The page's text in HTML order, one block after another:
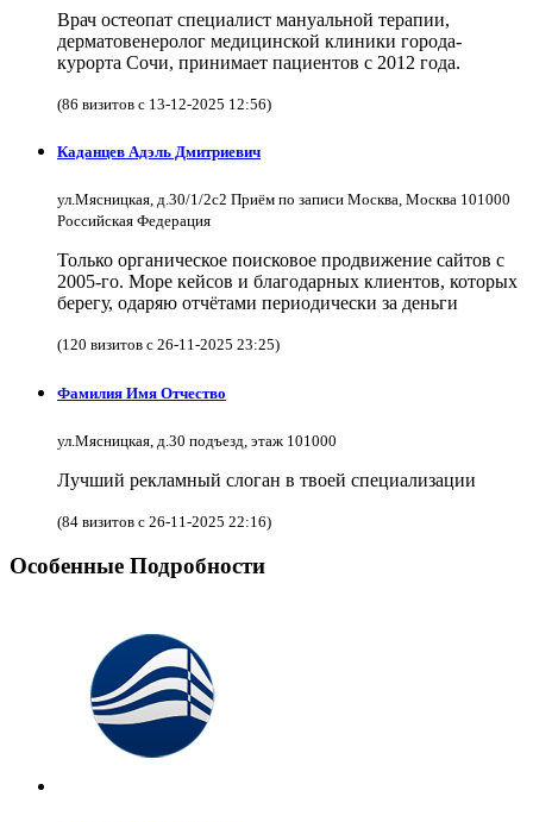
Врач остеопат специалист мануальной терапии,
дерматовенеролог медицинской клиники города-
курорта Сочи, принимает пациентов с 2012 года.
(86 визитов с 13-12-2025 12:56)
Каданцев Адэль Дмитриевич
ул.Мясницкая, д.30/1/2с2 Приём по записи Москва, Москва 101000
Российская Федерация
Только органическое поисковое продвижение сайтов с
2005-го. Море кейсов и благодарных клиентов, которых
берегу, одаряю отчётами периодически за деньги
(120 визитов с 26-11-2025 23:25)
Фамилия Имя Отчество
ул.Мясницкая, д.30 подъезд, этаж 101000
Лучший рекламный слоган в твоей специализации
(84 визитов с 26-11-2025 22:16)
Особенные Подробности